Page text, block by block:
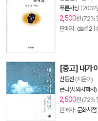
푸른사상| 2002
2,500원 (72%
판매자 :dari12 |
[중고] 내가
신동찬(지은이)
큰나(시와시학사)
2,500원 (72%
판매자 :문화서점